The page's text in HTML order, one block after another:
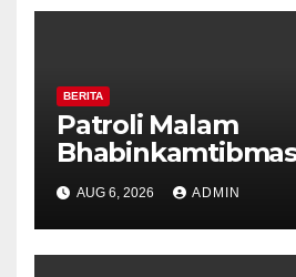
BERITA
Patroli Malam
Pilar Kelurahan
Perkuat
Diajak Aktifkan
AUG 6, 2026 ADMIN